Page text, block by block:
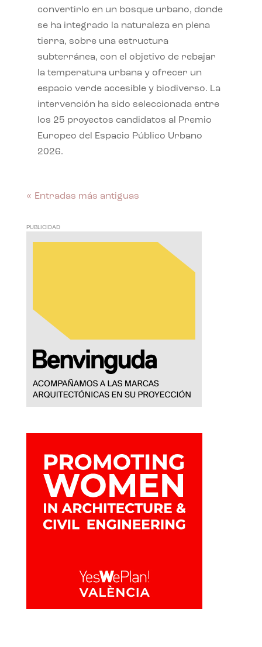
convertirlo en un bosque urbano, donde
se ha integrado la naturaleza en plena
tierra, sobre una estructura
subterránea, con el objetivo de rebajar
la temperatura urbana y ofrecer un
espacio verde accesible y biodiverso. La
intervención ha sido seleccionada entre
los 25 proyectos candidatos al Premio
Europeo del Espacio Público Urbano
2026.
« Entradas más antiguas
PUBLICIDAD